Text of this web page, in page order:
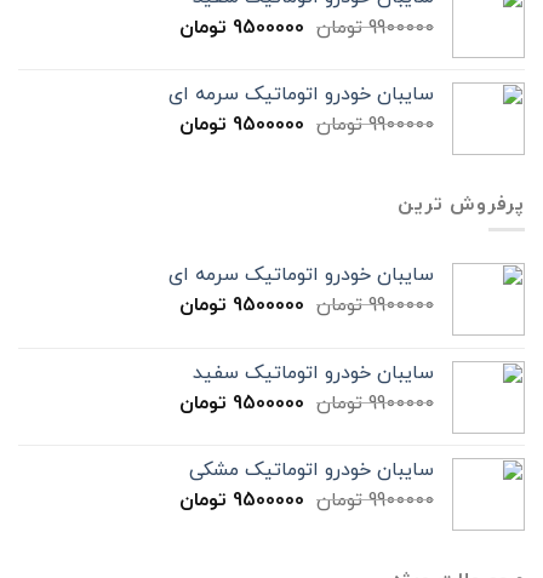
9900000 تومان 9500000 تومان
سایبان خودرو اتوماتیک سرمه ای
9900000 تومان 9500000 تومان
پرفروش ترین
سایبان خودرو اتوماتیک سرمه ای
9900000 تومان 9500000 تومان
سایبان خودرو اتوماتیک سفید
9900000 تومان 9500000 تومان
سایبان خودرو اتوماتیک مشکی
9900000 تومان 9500000 تومان